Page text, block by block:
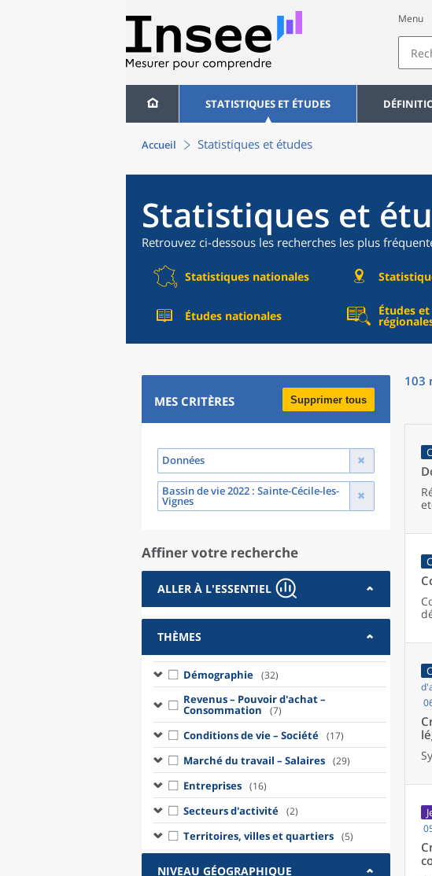
Menu
STATISTIQUES ET ÉTUDES
Accueil Statistiques et études
Statistiques et
Retrouvez ci-dessous les recherches les plus
Statistiques nationales
Études nationales Études
MES CRITÈRES Supprimer tous
Données
Bassin de vie 2022 : Sainte-Cécile-les-
Vignes
Affiner votre recherche
ALLER À L'ESSENTIEL
THÈMES
Démographie (32)
Revenus – Pouvoir d'achat –
Consommation (7)
Conditions de vie – Société (17)
Marché du travail – Salaires (29)
Entreprises (16)
Secteurs d'activité (2)
Territoires, villes et quartiers (5)
NIVEAU GÉOGRAPHIQUE
103